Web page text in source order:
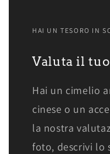
HAI UN TESORO IN
Valuta il
Hai un cimelio
cinese o un
la nostra
foto, descrivi lo